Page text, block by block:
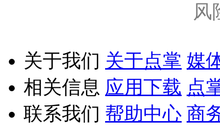
风
关于我们 关于点掌 媒
相关信息 应用下载 点
联系我们 帮助中心 商